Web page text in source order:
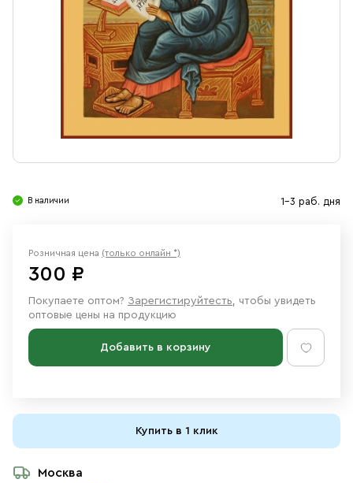
Ювелирные изделия
В наличии 1-3 раб. дня
Розничная цена (только онлайн *)
300 ₽
Покупаете оптом? Зарегистируйтесть, чтобы увидеть
оптовые цены на продукцию
Добавить в корзину
Купить в 1 клик
Москва